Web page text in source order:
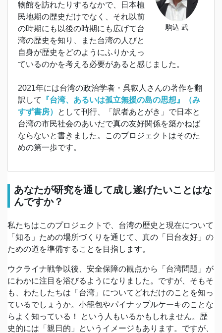
駒込 武
物館を訪れたりするなかで、日本植
民地期の歴史だけでなく、それ以前
の時期にも以後の時期にも広げて台
湾の歴史を知り、また台湾の人びと
自身が歴史をどのようにふりかえっ
ているのかを考える必要があると感じました。
2021年には台湾の政治学者・呉叡人さんの著作を翻
訳して
『台湾、あるいは孤立無援の島の思想』（み
すず書房）
として刊行、「訳者あとがき」で日本と
台湾の市民社会のあいだで真の友好関係を築かねば
ならないと書きました。このプロジェクトはそのた
めの第一歩です。
あなたが研究を通して成し遂げたいことはな
んですか？
私たちはこのプロジェクトで、台湾の歴史と現在について
「知る」ための場所づくりを通じて、真の「日台友好」の
ための道を準備することを目指します。
ウクライナ戦争以後、安全保障の観点から「台湾問題」が
にわかに注目を浴びるようになりました。ですが、そもそ
も、わたしたちは「台湾」についてどれだけのことを知っ
ているでしょうか。小籠包やパイナップルケーキのことな
らよく知っている！ という人もいるかもしれません。歴
史的には「親日的」というイメージもあります。ですが、